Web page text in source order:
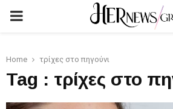
PRIMARY
Home τρίχες στο πηγούνι
Tag : τρίχες στο